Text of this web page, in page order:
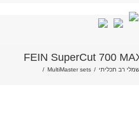
FEIN SuperCut 700
/
MultiMaster sets
/